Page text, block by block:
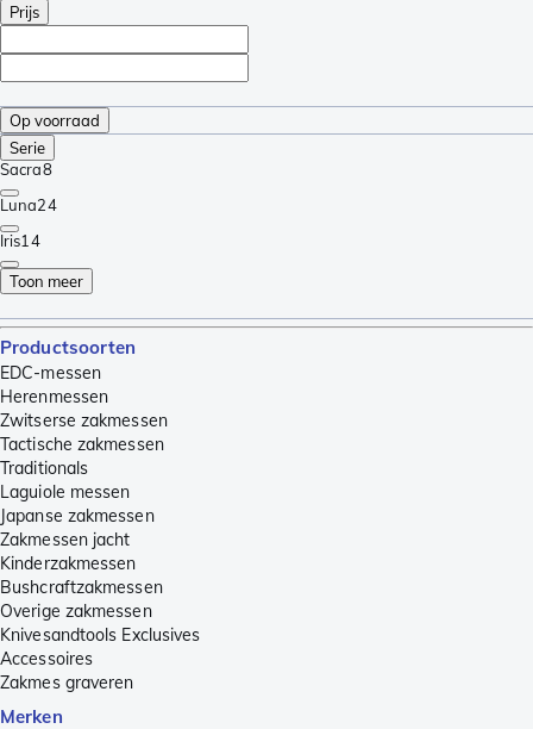
Prijs
Op voorraad
Serie
Sacra8
Luna24
Iris14
Toon meer
Productsoorten
EDC-messen
Herenmessen
Zwitserse zakmessen
Tactische zakmessen
Traditionals
Laguiole messen
Japanse zakmessen
Zakmessen jacht
Kinderzakmessen
Bushcraftzakmessen
Overige zakmessen
Knivesandtools Exclusives
Accessoires
Zakmes graveren
Merken